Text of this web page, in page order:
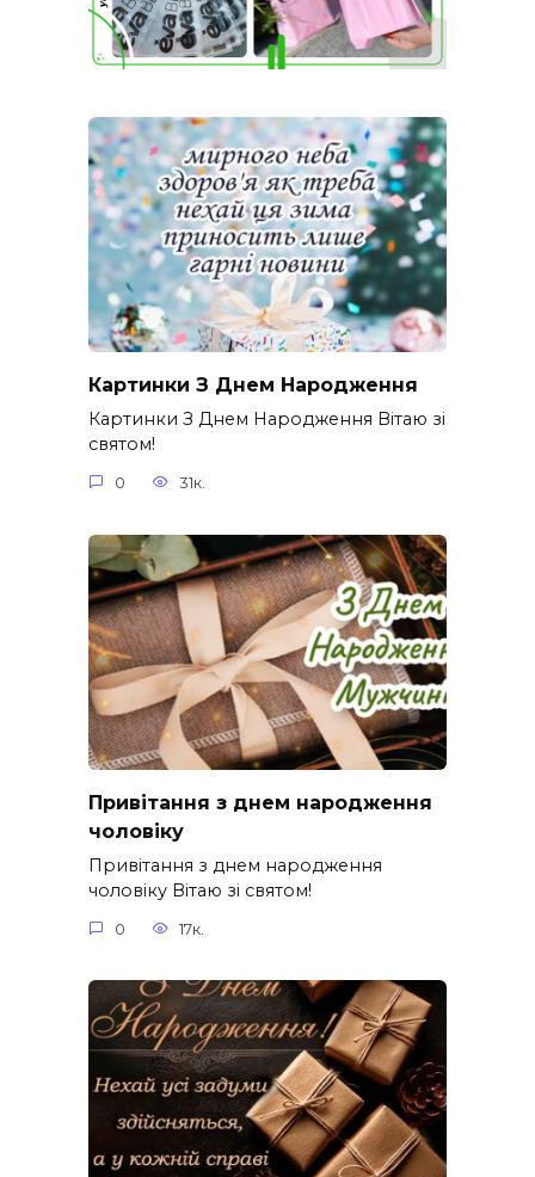
Картинки З Днем Народження
Картинки З Днем Народження Вітаю зі
святом!
0 31к.
Привітання з днем народження
чоловіку
Привітання з днем народження
чоловіку Вітаю зі святом!
0 17к.